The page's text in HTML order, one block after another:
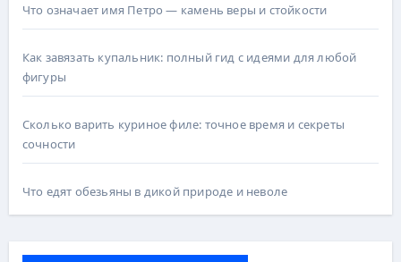
Что означает имя Петро — камень веры и стойкости
Как завязать купальник: полный гид с идеями для любой
фигуры
Сколько варить куриное филе: точное время и секреты
сочности
Что едят обезьяны в дикой природе и неволе